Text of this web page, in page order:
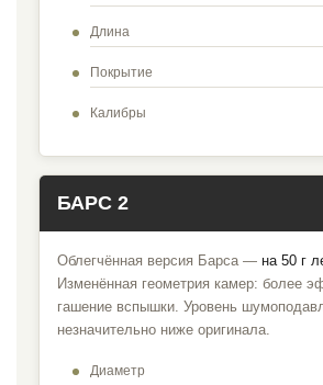
Длина
Покрытие
Калибры
БАРС 2
Облегчённая версия Барса — на 50 г
Изменённая геометрия камер: более
гашение вспышки. Уровень
незначительно ниже оригинала.
Диаметр